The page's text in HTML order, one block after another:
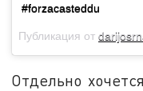
#forzacasteddu
Публикация от
Отдельно